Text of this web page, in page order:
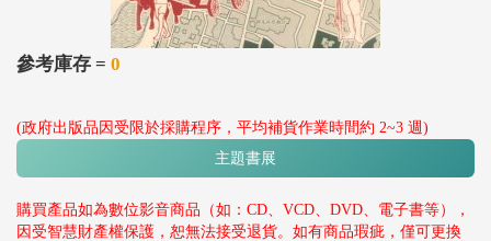
參考庫存 = 0
(政府出版品因受限於採購程序，平均補貨作業時間約 2~3 週)
主題書展
購買產品如為數位影音商品（如：CD、VCD、DVD、電子書等），
因受智慧財產權保護，恕無法接受退貨。如有商品瑕疵，僅可更換